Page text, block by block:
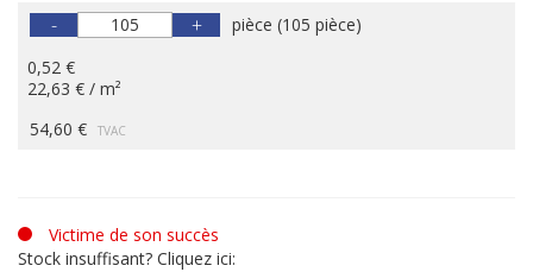
- + pièce (105 pièce)
0,52 €
22,63 € / m²
54,60 €
TVAC
Victime de son succès
Stock insuffisant? Cliquez ici: